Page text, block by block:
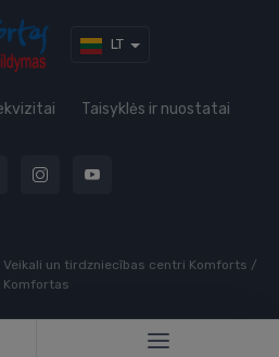
LT
Taisyklės ir nuostatai
Veikali un tirdzniecības centri Komforts /
Komfortas